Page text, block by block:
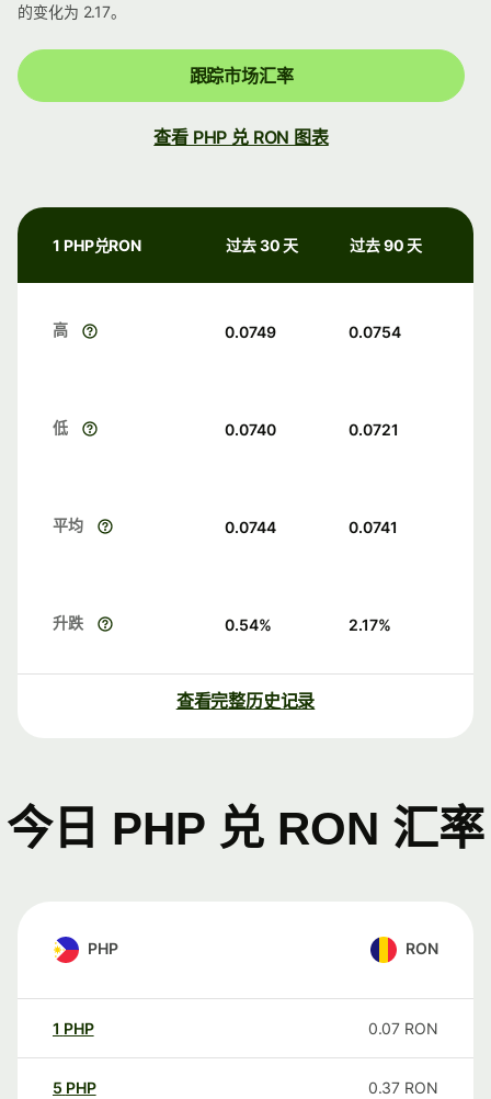
的变化为 2.17。
跟踪市场汇率
查看 PHP 兑 RON 图表
1 PHP兑RON 过去 30 天 过去 90 天
高 0.0749 0.0754
低 0.0740 0.0721
平均 0.0744 0.0741
升跌 0.54% 2.17%
查看完整历史记录
今日 PHP 兑 RON 汇率
PHP RON
1 PHP 0.07 RON
5 PHP 0.37 RON